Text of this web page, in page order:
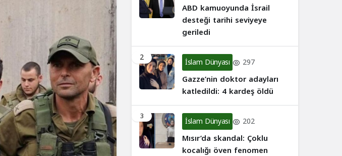
ABD kamuoyunda İsrail
desteği tarihi seviyeye
geriledi
2 İslam Dünyası 297
Gazze’nin doktor adayları
katledildi: 4 kardeş öldü
3 İslam Dünyası 202
Mısır’da skandal: Çoklu
kocalığı öven fenomen